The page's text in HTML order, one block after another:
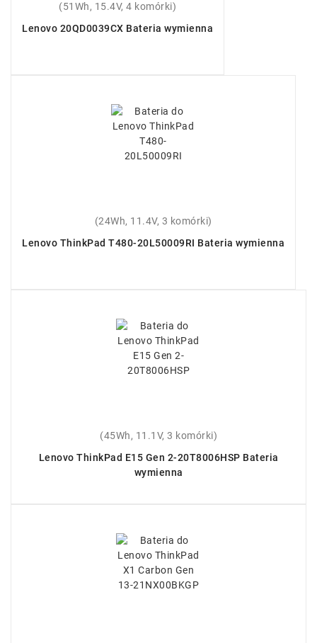
(51Wh, 15.4V, 4 komórki)
Lenovo 20QD0039CX Bateria wymienna
(24Wh, 11.4V, 3 komórki)
Lenovo ThinkPad T480-20L50009RI Bateria wymienna
(45Wh, 11.1V, 3 komórki)
Lenovo ThinkPad E15 Gen 2-20T8006HSP Bateria
wymienna